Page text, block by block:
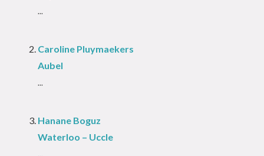
...
Caroline Pluymaekers
Aubel
...
Hanane Boguz
Waterloo – Uccle
...